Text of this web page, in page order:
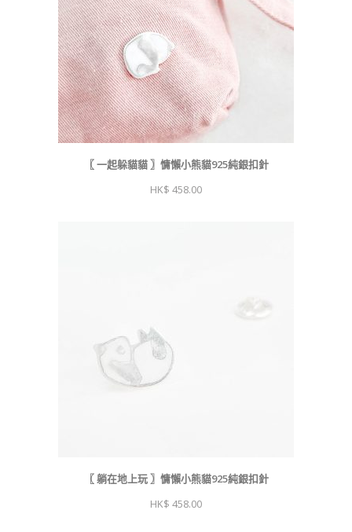
〖 一起躲貓貓 〗慵懶小熊貓925純銀扣針
458.00
〖 躺在地上玩 〗慵懶小熊貓925純銀扣針
458.00